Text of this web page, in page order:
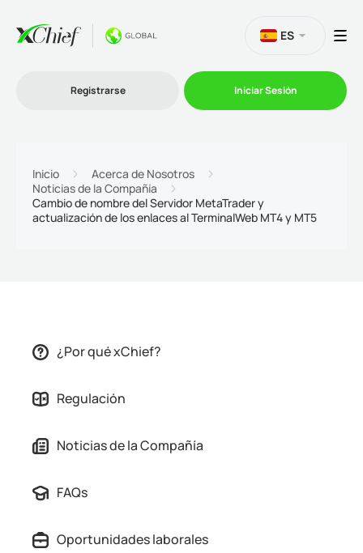
Plataformas
ES
Registrarse Iniciar Sesión
Inicio
Acerca de Nosotros
Noticias de la Compañía
Cambio de nombre del Servidor MetaTrader y
actualización de los enlaces al TerminalWeb MT4 y MT5
¿Por qué xChief?
Regulación
Noticias de la Compañía
FAQs
Oportunidades laborales